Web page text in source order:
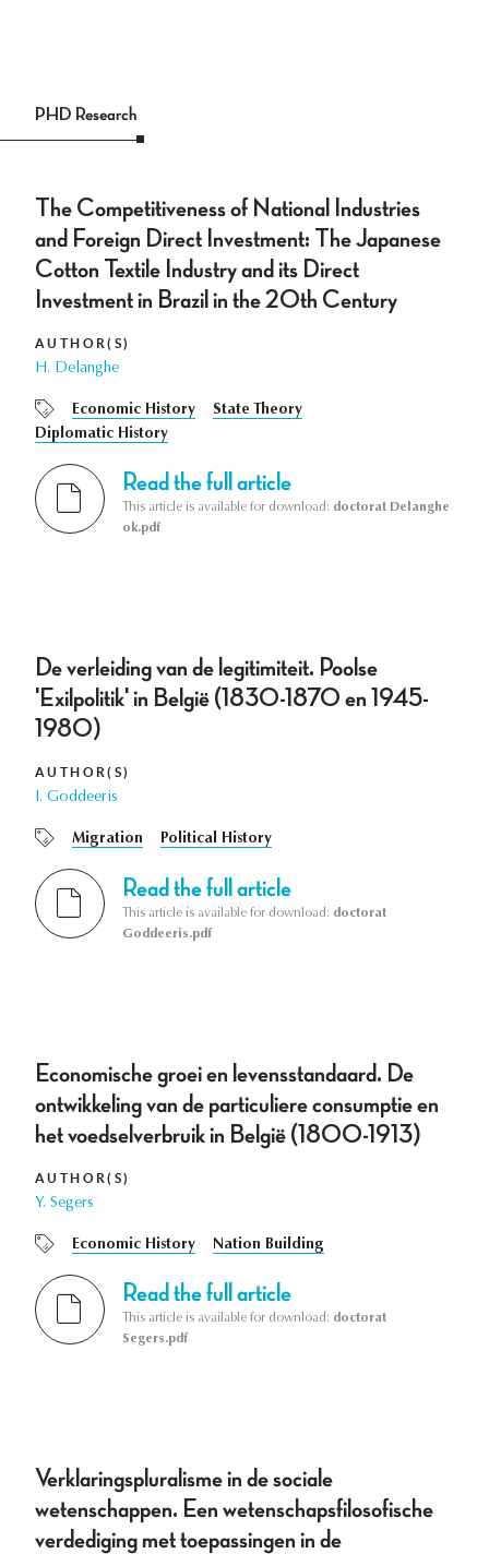
PHD Research
The Competitiveness of National Industries
and Foreign Direct Investment: The Japanese
Cotton Textile Industry and its Direct
Investment in Brazil in the 20th Century
AUTHOR(S)
H. Delanghe
Economic History
State Theory
Diplomatic History
Read the full article
This article is available for download: doctorat Delanghe
ok.pdf
De verleiding van de legitimiteit. Poolse
'Exilpolitik' in België (1830-1870 en 1945-
1980)
AUTHOR(S)
I. Goddeeris
Migration Political History
Read the full article
This article is available for download: doctorat
Goddeeris.pdf
Economische groei en levensstandaard. De
ontwikkeling van de particuliere consumptie en
het voedselverbruik in België (1800-1913)
AUTHOR(S)
Y. Segers
Economic History Nation Building
Read the full article
This article is available for download: doctorat
Segers.pdf
Verklaringspluralisme in de sociale
wetenschappen. Een wetenschapsfilosofische
verdediging met toepassingen in de